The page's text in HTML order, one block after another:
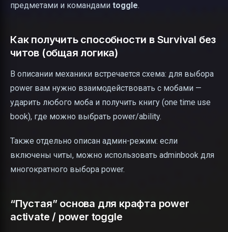
предметами и командами toggle.
Как получить способности в Survival без
читов (общая логика)
В описании механики встречается схема: для выбора
power вам нужно взаимодействовать с мобами —
ударить любого моба и получить книгу (one time use
book), где можно выбрать power/ability.
Также отдельно описан админ-режим: если
включены читы, можно использовать adminbook для
многократного выбора power.
“Пустая” основа для крафта power
activate / power toggle